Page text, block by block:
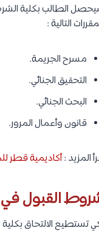
التالية :
مسرح الجريمة.
التحقيق الجنائي.
البحث الجنائي.
قانون وأعمال المرور.
المزيد :أكاديمية قطر
القبول
تستطيع الالتحاق